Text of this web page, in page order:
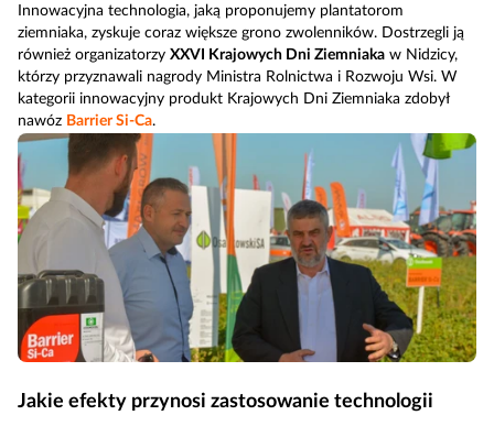
Innowacyjna technologia, jaką proponujemy plantatorom
ziemniaka, zyskuje coraz większe grono zwolenników. Dostrzegli ją
również organizatorzy XXVI Krajowych Dni Ziemniaka w Nidzicy,
którzy przyznawali nagrody Ministra Rolnictwa i Rozwoju Wsi. W
kategorii innowacyjny produkt Krajowych Dni Ziemniaka zdobył
nawóz Barrier Si-Ca.
Jakie efekty przynosi zastosowanie technologii